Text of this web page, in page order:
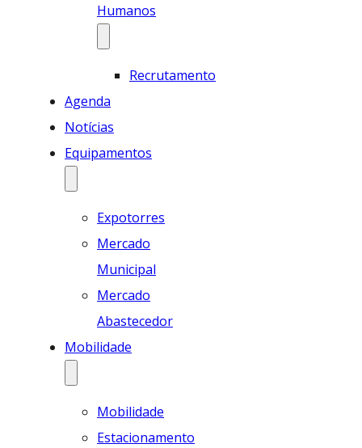
Humanos
Recrutamento
Agenda
Notícias
Equipamentos
Expotorres
Mercado
Municipal
Mercado
Abastecedor
Mobilidade
Mobilidade
Estacionamento